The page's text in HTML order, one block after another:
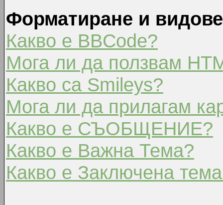
Форматиране и
Какво е BBCode?
Мога ли да ползвам
Какво са Smileys?
Мога ли да прилагам
Какво е СЪОБЩЕНИЕ?
Какво е Важна Тема?
Какво е Заключена